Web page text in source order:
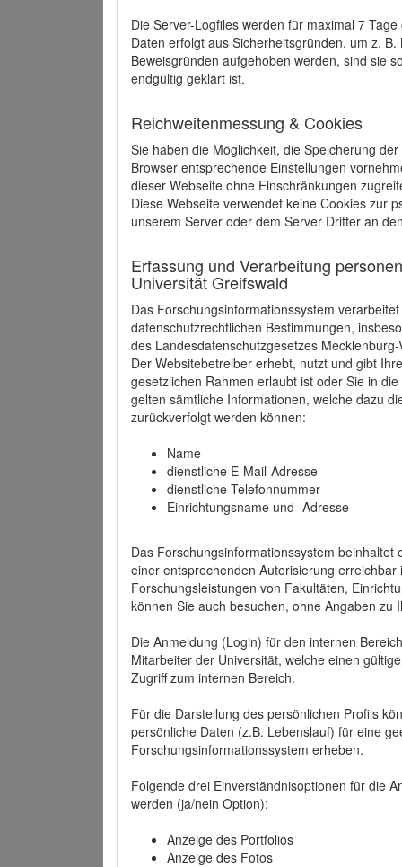
Die Server-Logfiles werden für maximal 7
Daten erfolgt aus Sicherheitsgründen, um z.
Beweisgründen aufgehoben werden, sind sie
endgültig geklärt ist.
Reichweitenmessung & Cookies
Sie haben die Möglichkeit, die Speicherung
Browser entsprechende Einstellungen
dieser Webseite ohne Einschränkungen
Diese Webseite verwendet keine Cookies zur
unserem Server oder dem Server Dritter an
Erfassung und Verarbeitung
Universität Greifswald
Das Forschungsinformationssystem
datenschutzrechtlichen Bestimmungen,
des Landesdatenschutzgesetzes
Der Websitebetreiber erhebt, nutzt und gibt
gesetzlichen Rahmen erlaubt ist oder Sie in
gelten sämtliche Informationen, welche dazu
zurückverfolgt werden können:
Name
dienstliche E-Mail-Adresse
dienstliche Telefonnummer
Einrichtungsname und -Adresse
Das Forschungsinformationssystem beinhaltet
einer entsprechenden Autorisierung
Forschungsleistungen von Fakultäten,
können Sie auch besuchen, ohne Angaben zu
Die Anmeldung (Login) für den internen
Mitarbeiter der Universität, welche einen
Zugriff zum internen Bereich.
Für die Darstellung des persönlichen Profils
persönliche Daten (z.B. Lebenslauf) für eine
Forschungsinformationssystem erheben.
Folgende drei Einverständnisoptionen für die
werden (ja/nein Option):
Anzeige des Portfolios
Anzeige des Fotos